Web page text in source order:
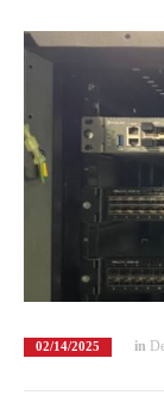
02/14/2025 in